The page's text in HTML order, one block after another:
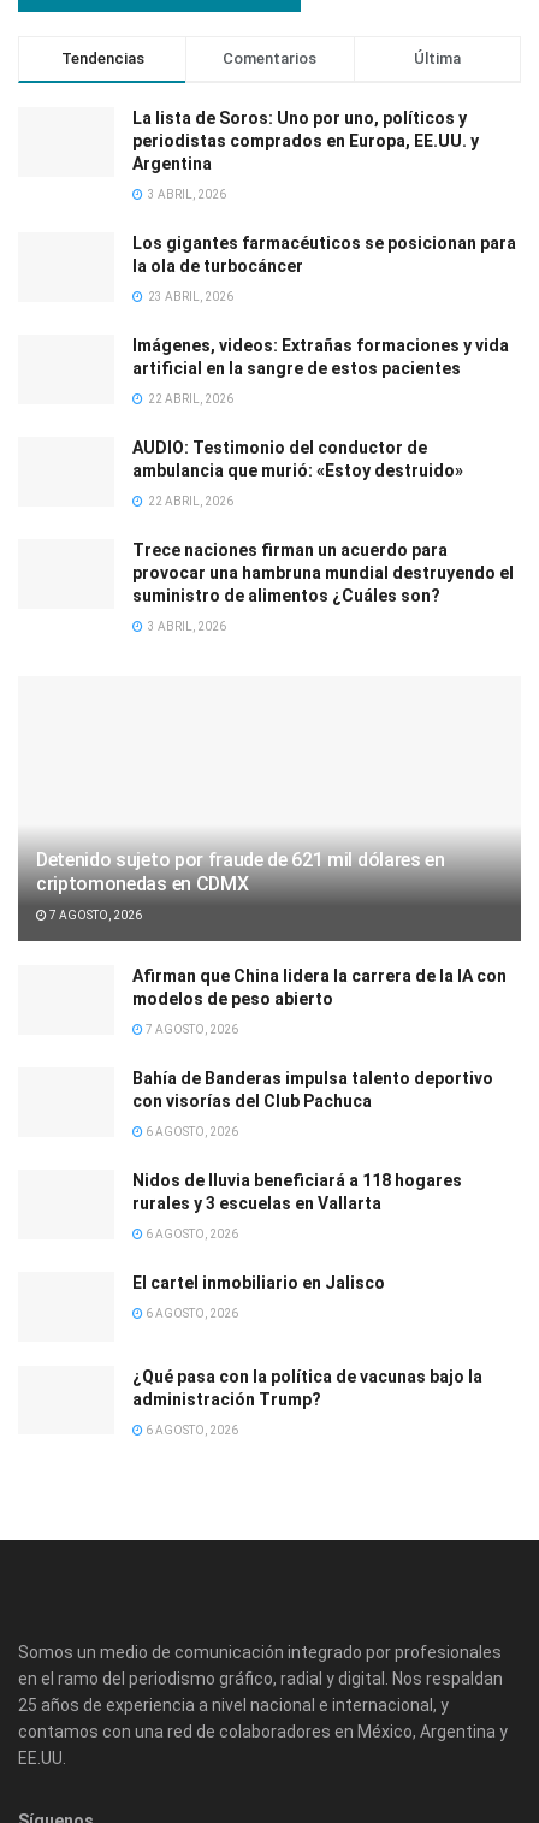
Tendencias Comentarios Última
La lista de Soros: Uno por uno, políticos y
periodistas comprados en Europa, EE.UU. y
Argentina
3 ABRIL, 2026
Los gigantes farmacéuticos se posicionan para
la ola de turbocáncer
23 ABRIL, 2026
Imágenes, videos: Extrañas formaciones y vida
artificial en la sangre de estos pacientes
22 ABRIL, 2026
AUDIO: Testimonio del conductor de
ambulancia que murió: «Estoy destruido»
22 ABRIL, 2026
Trece naciones firman un acuerdo para
provocar una hambruna mundial destruyendo el
suministro de alimentos ¿Cuáles son?
3 ABRIL, 2026
Detenido sujeto por fraude de 621 mil dólares en
criptomonedas en CDMX
7 AGOSTO, 2026
Afirman que China lidera la carrera de la IA con
modelos de peso abierto
7 AGOSTO, 2026
Bahía de Banderas impulsa talento deportivo
con visorías del Club Pachuca
6 AGOSTO, 2026
Nidos de lluvia beneficiará a 118 hogares
rurales y 3 escuelas en Vallarta
6 AGOSTO, 2026
El cartel inmobiliario en Jalisco
6 AGOSTO, 2026
¿Qué pasa con la política de vacunas bajo la
administración Trump?
6 AGOSTO, 2026
Somos un medio de comunicación integrado por profesionales
en el ramo del periodismo gráfico, radial y digital. Nos respaldan
25 años de experiencia a nivel nacional e internacional, y
contamos con una red de colaboradores en México, Argentina y
EE.UU.